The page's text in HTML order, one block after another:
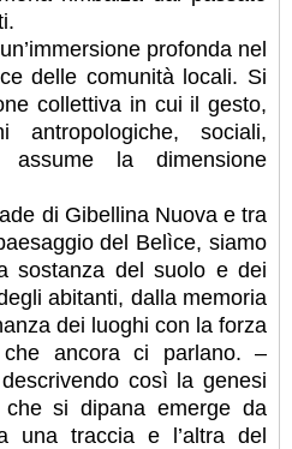
profonda nel
delle comunità locali. Si
collettiva in cui il gesto,
antropologiche, sociali,
la dimensione
di Gibellina Nuova e tra
del Belìce, siamo
sostanza del suolo e dei
abitanti, dalla memoria
dei luoghi con la forza
ancora ci parlano. –
così la genesi
si dipana emerge da
una traccia e l’altra del